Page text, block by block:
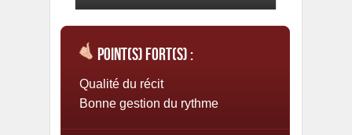
Point(s) fort(s) :
Qualité du récit
Bonne gestion du rythme